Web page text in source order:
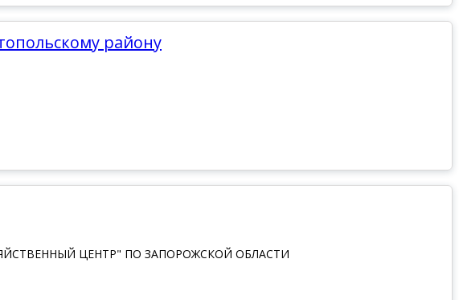
району
ЦЕНТР" ПО ЗАПОРОЖСКОЙ ОБЛАСТИ